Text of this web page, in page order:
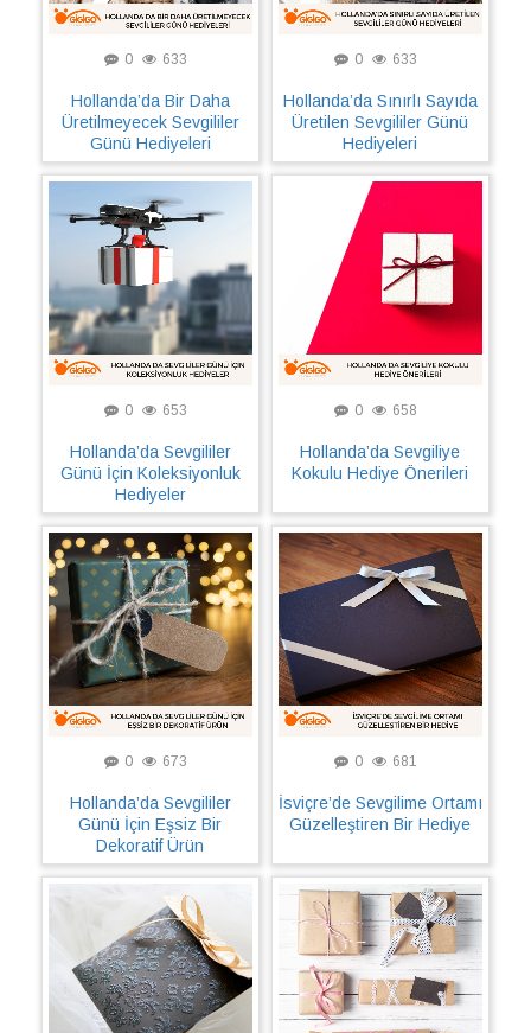
0 633
Hollanda’da Bir Daha
Üretilmeyecek Sevgililer
Günü Hediyeleri
0 633
Hollanda’da Sınırlı Sayıda
Üretilen Sevgililer Günü
Hediyeleri
0 653
Hollanda’da Sevgililer
Günü İçin Koleksiyonluk
Hediyeler
0 658
Hollanda’da Sevgiliye
Kokulu Hediye Önerileri
0 673
Hollanda’da Sevgililer
Günü İçin Eşsiz Bir
Dekoratif Ürün
0 681
İsviçre’de Sevgilime Ortamı
Güzelleştiren Bir Hediye